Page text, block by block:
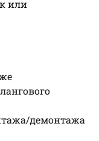
или
демонтажа